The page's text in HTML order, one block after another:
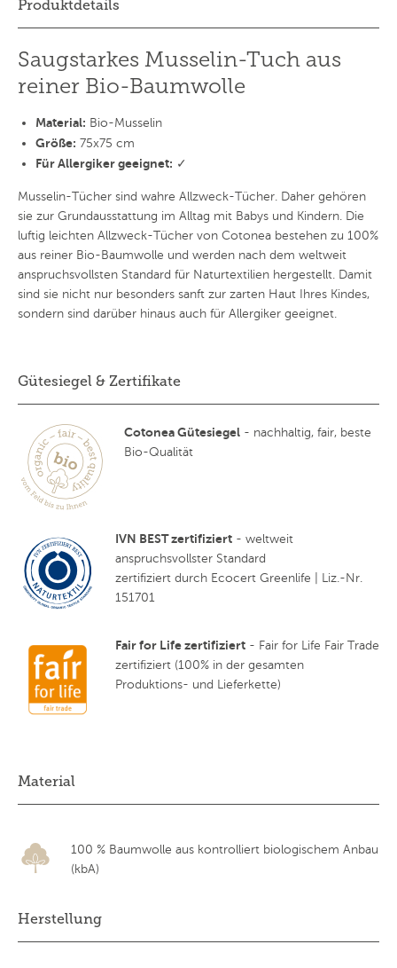
Produktdetails
Saugstarkes Musselin-Tuch aus
reiner Bio-Baumwolle
Material: Bio-Musselin
Größe: 75x75 cm
Für Allergiker geeignet: ✓
Musselin-Tücher sind wahre Allzweck-Tücher. Daher gehören
sie zur Grundausstattung im Alltag mit Babys und Kindern. Die
luftig leichten Allzweck-Tücher von Cotonea bestehen zu 100%
aus reiner Bio-Baumwolle und werden nach dem weltweit
anspruchsvollsten Standard für Naturtextilien hergestellt. Damit
sind sie nicht nur besonders sanft zur zarten Haut Ihres Kindes,
sondern sind darüber hinaus auch für Allergiker geeignet.
Gütesiegel & Zertifikate
Cotonea Gütesiegel - nachhaltig, fair, beste
Bio-Qualität
IVN BEST zertifiziert - weltweit
anspruchsvollster Standard
zertifiziert durch Ecocert Greenlife | Liz.-Nr.
151701
Fair for Life zertifiziert - Fair for Life Fair Trade
zertifiziert (100% in der gesamten
Produktions- und Lieferkette)
Material
100 % Baumwolle aus kontrolliert biologischem Anbau
(kbA)
Herstellung